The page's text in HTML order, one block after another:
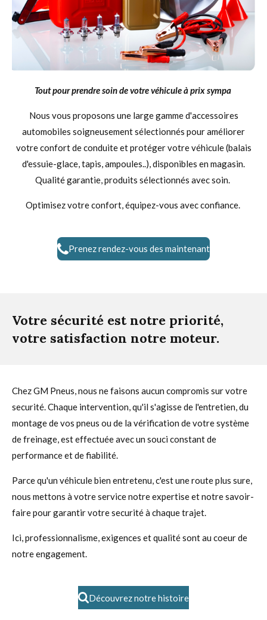
Tout pour prendre soin de votre véhicule à prix sympa
Nous vous proposons une large gamme d'accessoires
automobiles soigneusement sélectionnés pour améliorer
votre confort de conduite et protéger votre véhicule (balais
d'essuie-glace, tapis, ampoules..), disponibles en magasin.
Qualité garantie, produits sélectionnés avec soin.
Optimisez votre confort, équipez-vous avec confiance.
Prenez rendez-vous des maintenant
Votre sécurité est notre priorité,
votre satisfaction notre moteur.
Chez GM Pneus, nous ne faisons aucun compromis sur votre
securité. Chaque intervention, qu'il s'agisse de l'entretien, du
montage de vos pneus ou de la vérification de votre système
de freinage, est effectuée avec un souci constant de
performance et de fiabilité.
Parce qu'un véhicule bien entretenu, c'est une route plus sure,
nous mettons à votre service notre expertise et notre savoir-
faire pour garantir votre securité à chaque trajet.
Ici, professionnalisme, exigences et qualité sont au coeur de
notre engagement.
Découvrez notre histoire